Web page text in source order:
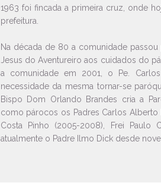
1963 foi fincada a primeira cruz, onde
prefeitura.
Na década de 80 a comunidade
Jesus do Aventureiro aos cuidados do
a comunidade em 2001, o Pe.
necessidade da mesma tornar-se
Bispo Dom Orlando Brandes cria a
como párocos os Padres Carlos Alberto
Costa Pinho (2005-2008), Frei Paulo
atualmente o Padre Ilmo Dick desde